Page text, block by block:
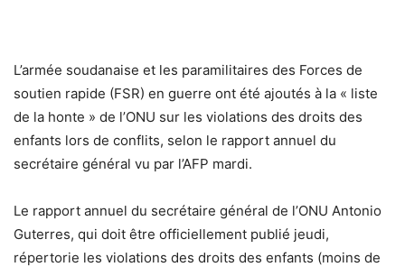
L’armée soudanaise et les paramilitaires des Forces de
soutien rapide (FSR) en guerre ont été ajoutés à la « liste
de la honte » de l’ONU sur les violations des droits des
enfants lors de conflits, selon le rapport annuel du
secrétaire général vu par l’AFP mardi.
Le rapport annuel du secrétaire général de l’ONU Antonio
Guterres, qui doit être officiellement publié jeudi,
répertorie les violations des droits des enfants (moins de